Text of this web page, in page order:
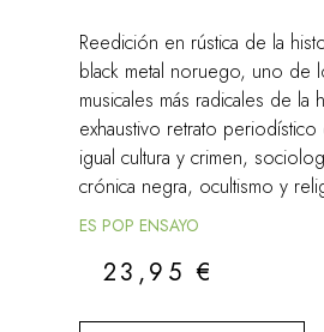
Reedición en rústica de la
black metal noruego, uno de
musicales más radicales de la
exhaustivo retrato
igual cultura y crimen,
crónica negra, ocultismo y
ES POP ENSAYO
23,95€